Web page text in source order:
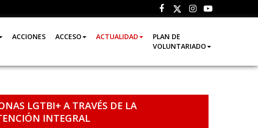
Facebook
Twitter
Instagram
Youtube
ACCIONES ACCESO ACTUALIDAD
PLAN DE
VOLUNTARIADO
LGTBI+ A TRAVÉS DE LA
INTEGRAL